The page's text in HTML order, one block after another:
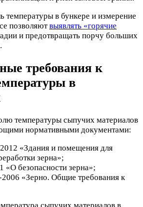
температуры в бункере и измерение
позволяютвыявлять «горячие
и предотвращать порчу больших
требования к
в
температуры сыпучих материалов
нормативными документами:
«Здания и помещения для
зерна»;
«О безопасности зерна»;
«Зерно. Общие требования к